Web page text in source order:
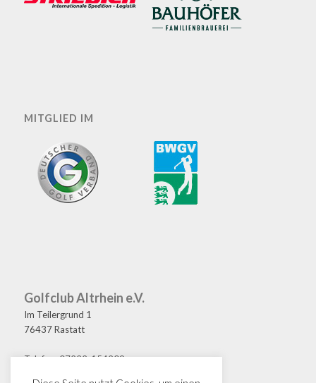
MITGLIED IM
Golfclub Altrhein e.V.
Im Teilergrund 1
76437 Rastatt
Telefon: 07222-154209